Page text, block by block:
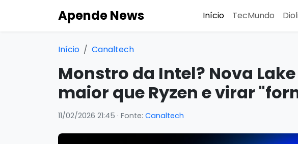
Apende News Início TecMundo
Início Canaltech
Monstro da Intel? Nova
maior que Ryzen e virar
11/02/2026 21:45 · Fonte: Canaltech